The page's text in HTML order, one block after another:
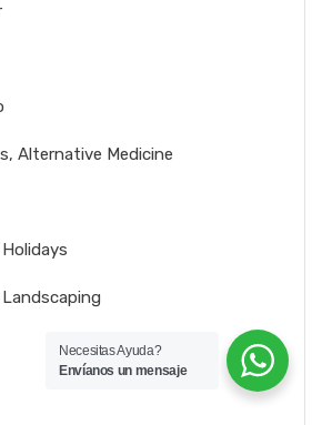
Alternative Medicine
Necesitas Ayuda?
Envíanos un mensaje